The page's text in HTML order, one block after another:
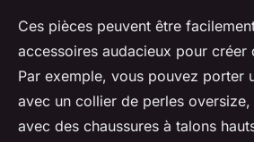
Ces pièces peuvent être
accessoires audacieux pour créer
Par exemple, vous pouvez porter
avec un collier de perles
avec des chaussures à talons